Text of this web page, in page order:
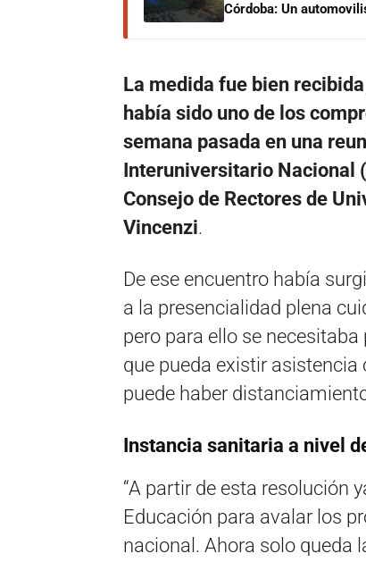
Córdoba: Un
La medida fue bien
había sido uno de los
semana pasada en una
Interuniversitario Nacional
Consejo de Rectores de
Vincenzi.
De ese encuentro había
a la presencialidad plena
pero para ello se
que pueda existir
puede haber
Instancia sanitaria a nivel
“A partir de esta resolución
Educación para avalar los
nacional. Ahora solo queda